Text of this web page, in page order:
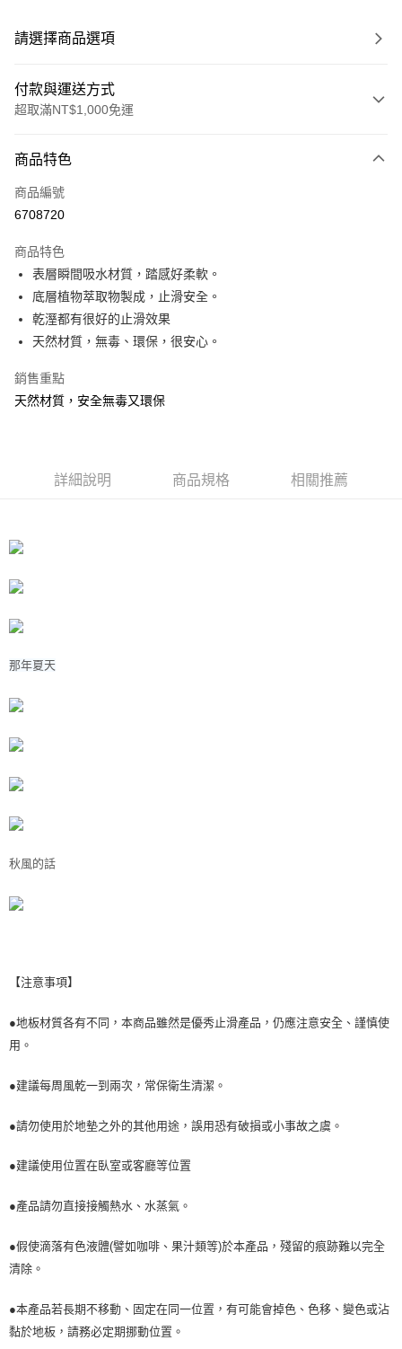
請選擇商品選項
付款與運送方式
超取滿NT$1,000免運
信用卡一次付款
超商取貨付款
Apple Pay
街口支付
悠遊付
Google Pay
AFTEE先享後付
便利好安心！
【「AFTEE先享後付」結帳流程】
結帳頁面，進行簡訊認證並確認金額後，即可完成結帳。
３．收到繳費通知簡訊後14天內，點擊此簡訊中的連結，可透過四大超商／
購買商品的店家。未經商家同意取消之訂單仍視為有效，需透過AFTEE先享
※ 交易是否成功請以「AFTEE先享後付 」之結帳頁面顯示為準，若有關於
１．透過由恩沛科技股份有限公司提供之「AFTEE先享後付」服務完成之交
權轉讓予恩沛科技股份有限公司。
２．關於個人資料處理事宜，請瀏覽以下網址：
３．未成年的使用者請事先徵得法定代理人或監護人之同意方可使用
任。
４．使用「AFTEE先享後付」時，將依據個別帳號之用戶狀況，依本公司即
恩沛科技股份有限公司將有權停止該用戶之使用額度並採取法律行動。
貨到付款
每筆NT$60，滿NT$1,000(含以上)免運費
萊爾富取貨付款
每筆NT$60，滿NT$1,000(含以上)免運費
宅配
黑貓貨到付款
每筆NT$150，滿NT$1,000(含以上)免運費
商品特色
商品編號
6708720
商品特色
表層瞬間吸水材質，踏感好柔軟。
底層植物萃取物製成，止滑安全。
乾溼都有很好的止滑效果
天然材質，無毒、環保，很安心。
銷售重點
天然材質，安全無毒又環保
詳細說明 商品規格 相關推薦
那年夏天
秋風的話
【注意事項】
●地板材質各有不同，本商品雖然是優秀止滑產品，仍應注意安全、謹慎使
用。
●建議每周風乾一到兩次，常保衛生清潔。
●請勿使用於地墊之外的其他用途，誤用恐有破損或小事故之虞。
●建議使用位置在臥室或客廳等位置
●產品請勿直接接觸熱水、水蒸氣。
●假使滴落有色液體(譬如咖啡、果汁類等)於本產品，殘留的痕跡難以完全
清除。
●本產品若長期不移動、固定在同一位置，有可能會掉色、色移、變色或沾
黏於地板，請務必定期挪動位置。